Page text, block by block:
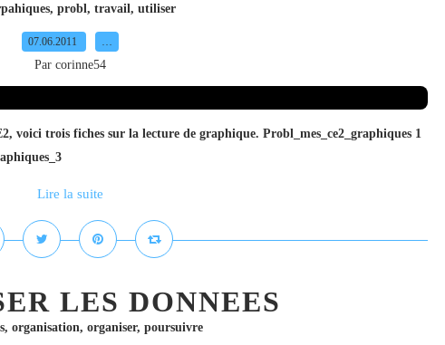
, probl, travail, utiliser
07.06.2011 …
Par corinne54
voici trois fiches sur la lecture de graphique. Probl_mes_ce2_graphiques 1
Lire la suite
LES DONNEES
, organisation, organiser, poursuivre